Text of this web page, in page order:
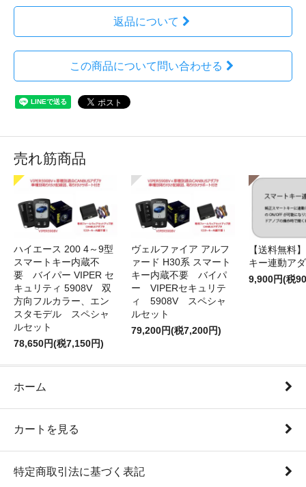
返品について
この商品について問い合わせる
売れ筋商品
ハイエース 200 4～9型
スマートキー内蔵不
要 バイパー VIPER セ
キュリティ 5908V 双
方向フルカラー、エン
スタモデル スペシャ
ルセット
78,650円(税7,150円)
ヴェルファイア アルフ
ァード H30系 スマート
キー内蔵不要 バイパ
ー VIPERセキュリテ
ィ 5908V スペシャ
ルセット
79,200円(税7,200円)
【送料無料
キー連動ア
9,900円(税
ホーム
カートを見る
特定商取引法に基づく表記